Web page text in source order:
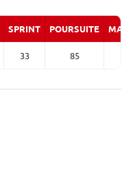
SPRINT POURSUITE
33 85